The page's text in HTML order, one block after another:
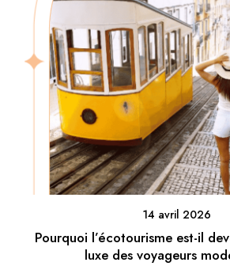
14 avril 2026
Pourquoi l’écotourisme est-il
luxe des voyageurs